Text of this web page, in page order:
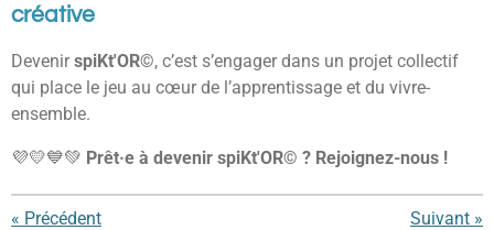
créative
DevenirspiKt'OR©, c’est s’engager dans un projet collectif
qui place le jeu au cœur de l’apprentissage et du vivre-
ensemble.
💜💛💙💚 Prêt·e à devenir spiKt'OR© ? Rejoignez-nous !
« Précédent Suivant »